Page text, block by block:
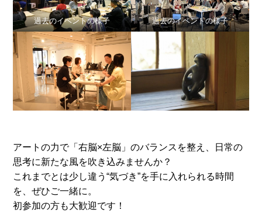
過去のイベントの様子 過去のイベントの様子
アートの力で「右脳×左脳」のバランスを整え、日常の
思考に新たな風を吹き込みませんか？
これまでとは少し違う“気づき”を手に入れられる時間
を、ぜひご一緒に。
初参加の方も大歓迎です！